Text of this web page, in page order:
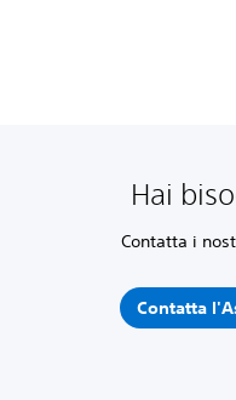
Hai
Contatta i
Contatta